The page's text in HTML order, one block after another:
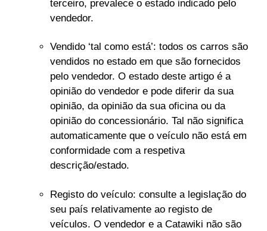
terceiro, prevalece o estado indicado pelo
vendedor.
Vendido ‘tal como está’: todos os carros são
vendidos no estado em que são fornecidos
pelo vendedor. O estado deste artigo é a
opinião do vendedor e pode diferir da sua
opinião, da opinião da sua oficina ou da
opinião do concessionário. Tal não significa
automaticamente que o veículo não está em
conformidade com a respetiva
descrição/estado.
Registo do veículo: consulte a legislação do
seu país relativamente ao registo de
veículos. O vendedor e a Catawiki não são